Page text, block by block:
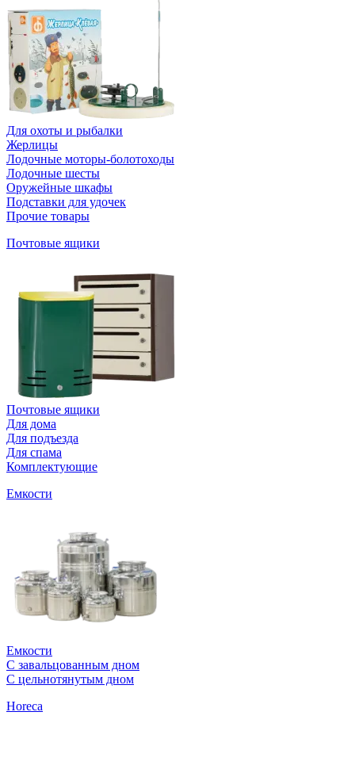
Для охоты и рыбалки
Жерлицы
Лодочные моторы-болотоходы
Лодочные шесты
Оружейные шкафы
Подставки для удочек
Прочие товары
Почтовые ящики
Почтовые ящики
Для дома
Для подъезда
Для спама
Комплектующие
Емкости
Емкости
С завальцованным дном
С цельнотянутым дном
Horeca